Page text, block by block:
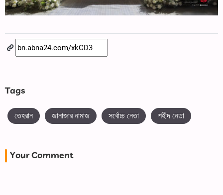
Tags
তেহরান জানাজার নামাজ সর্বোচ্চ নেতা শহীদ নেতা
Your Comment